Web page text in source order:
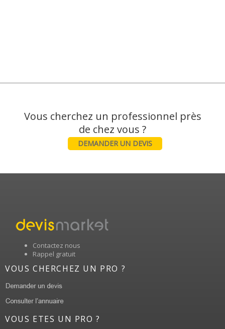
Vous cherchez un professionnel près
DEMANDER UN DEVIS
Contactez nous
Rappel gratuit
VOUS CHERCHEZ UN PRO ?
VOUS ETES UN PRO ?